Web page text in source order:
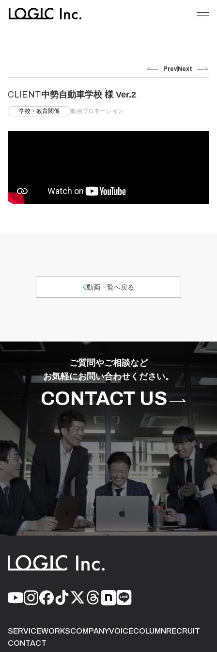
Prev Next
CLIENT中勢自動車学校 様 Ver.2
学校・教育関係 動画プロモーション
動画一覧へ戻る
ご質問やご相談など
お気軽にお問い合わせください。
CONTACT US
SERVICEWORKSCOMPANYVOICECOLUMNRECRUIT
CONTACT